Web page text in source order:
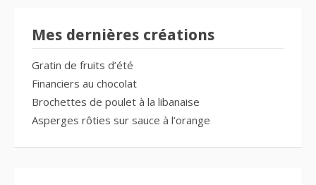
Mes dernières créations
Gratin de fruits d’été
Financiers au chocolat
Brochettes de poulet à la libanaise
Asperges rôties sur sauce à l’orange